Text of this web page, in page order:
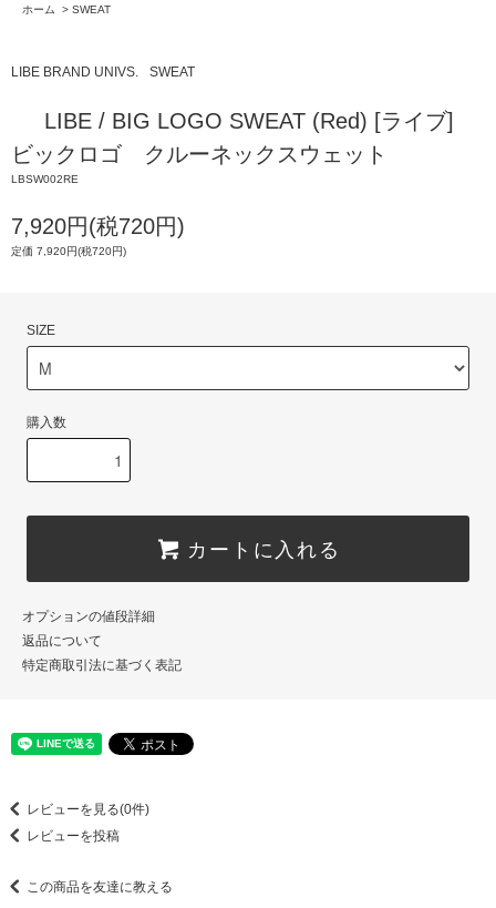
ホーム
> SWEAT
LIBE BRAND UNIVS. SWEAT
LIBE / BIG LOGO SWEAT (Red) [ライブ]
ビックロゴ クルーネックスウェット
LBSW002RE
7,920円(税720円)
定価 7,920円(税720円)
SIZE
購入数
カートに入れる
オプションの値段詳細
返品について
特定商取引法に基づく表記
レビューを見る(0件)
レビューを投稿
この商品を友達に教える